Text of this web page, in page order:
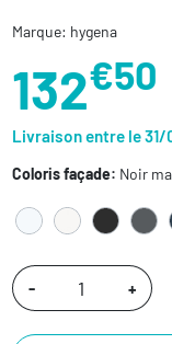
Marque: hygena
132€50
Livraison entre le
Coloris façade: Noir
- +